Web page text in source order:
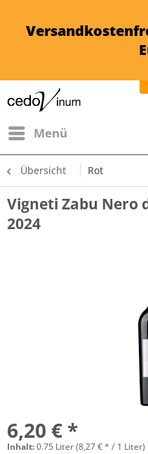
Menü
Übersicht Rot
Vigneti Zabu Nero
2024
6,20 € *
Inhalt:0.75 Liter (8,27 € * / 1 Liter)